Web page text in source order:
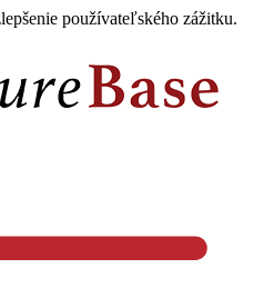
používateľského zážitku.